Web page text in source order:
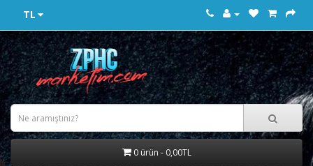
TL
0 ürün - 0,00TL